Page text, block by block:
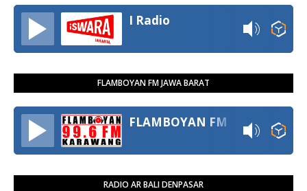
I Radio
FLAMBOYAN FM JAWA BARAT
FLAMBOYAN FM
RADIO AR BALI DENPASAR